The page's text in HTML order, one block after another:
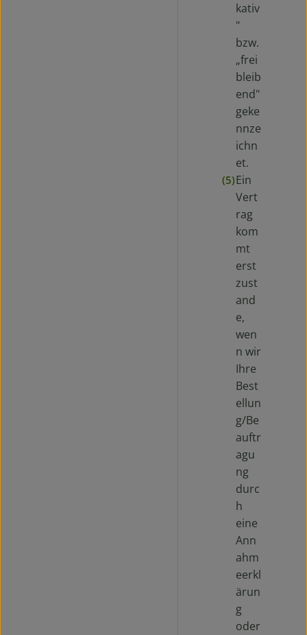
kativ
"
bzw.
„frei
bleib
end"
geke
nnze
ichn
et.
(5)Ein
Vert
rag
kom
mt
erst
zust
and
e,
wen
n wir
Ihre
Best
ellun
g/Be
auftr
agu
ng
durc
h
eine
Ann
ahm
eerkl
ärun
g
oder